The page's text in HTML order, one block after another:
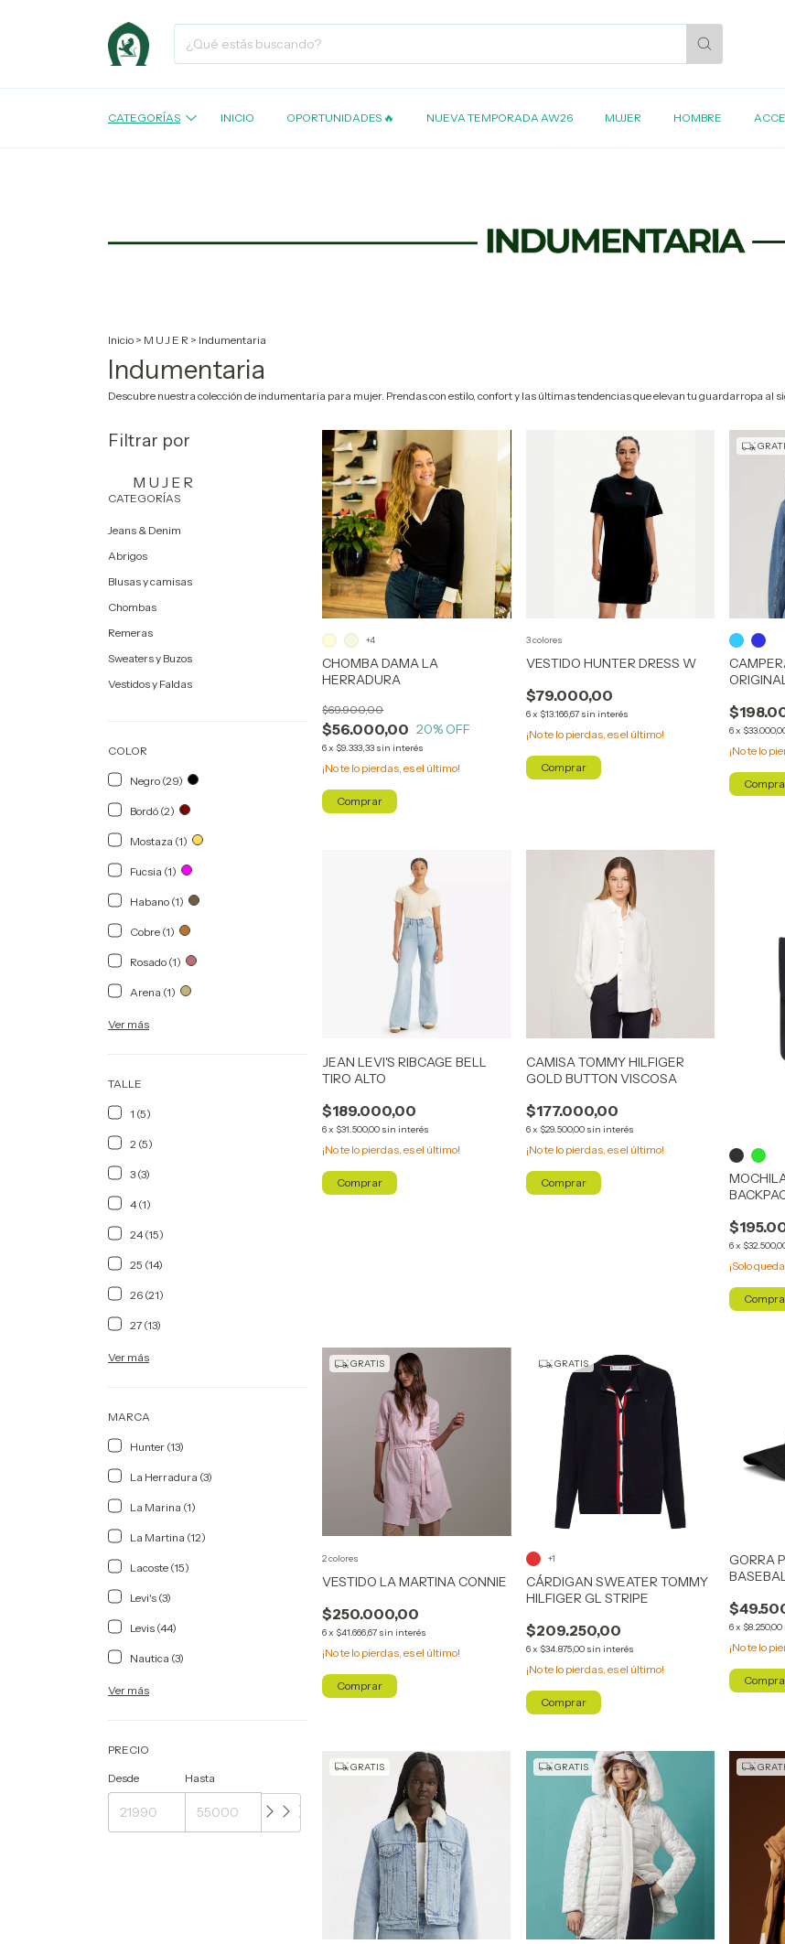
CATEGORÍAS INICIO OPORTUNIDADES 🔥 NUEVA TEMPORADA AW26 MUJER HOMBRE
Inicio > M U J E R > Indumentaria
Indumentaria
Descubre nuestra colección de indumentaria para mujer. Prendas con estilo, confort y las últimas tendencias que elevan tu guardarropa al
Filtrar por
M U J E R
CATEGORÍAS
Jeans & Denim
Abrigos
Blusas y camisas
Chombas
Remeras
Sweaters y Buzos
Vestidos y Faldas
COLOR
Negro (29)
Bordó (2)
Mostaza (1)
Fucsia (1)
Habano (1)
Cobre (1)
Rosado (1)
Arena (1)
Ver más
TALLE
1 (5)
2 (5)
3 (3)
4 (1)
24 (15)
25 (14)
26 (21)
27 (13)
Ver más
MARCA
Hunter (13)
La Herradura (3)
La Marina (1)
La Martina (12)
Lacoste (15)
Levi's (3)
Levis (44)
Nautica (3)
Ver más
PRECIO
Desde Hasta
CHOMBA DAMA LA
HERRADURA
$56.000,00
$69.900,00
20% OFF
6x $9.333,33 sin interés
¡No te lo pierdas, es el último!
+4
Comprar
VESTIDO HUNTER DRESS W
$79.000,00
6x $13.166,67 sin interés
¡No te lo pierdas, es el último!
3 colores
Comprar
6x
¡No te lo
JEAN LEVI'S RIBCAGE BELL
TIRO ALTO
$189.000,00
6x $31.500,00 sin interés
¡No te lo pierdas, es el último!
Comprar
CAMISA TOMMY HILFIGER
GOLD BUTTON VISCOSA
$177.000,00
6x $29.500,00 sin interés
¡No te lo pierdas, es el último!
Comprar
6x
¡Solo
GRATIS
VESTIDO LA MARTINA CONNIE
$250.000,00
6x $41.666,67 sin interés
¡No te lo pierdas, es el último!
2 colores
Comprar
GRATIS
CÁRDIGAN SWEATER TOMMY
HILFIGER GL STRIPE
$209.250,00
6x $34.875,00 sin interés
¡No te lo pierdas, es el último!
+1
Comprar
GORRA
6x $8.250,00
¡No te lo
GRATIS GRATIS